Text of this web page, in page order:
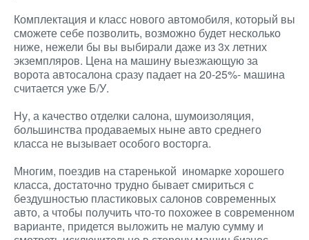
Комплектация и класс нового автомобиля, который вы
сможете себе позволить, возможно будет несколько
ниже, нежели бы вы выбирали даже из 3х летних
экземпляров. Цена на машину выезжающую за
ворота автосалона сразу падает на 20-25%- машина
считается уже Б/У.
Ну, а качество отделки салона, шумоизоляция,
большинства продаваемых ныне авто среднего
класса не вызывает особого восторга.
Многим, поездив на старенькой иномарке хорошего
класса, достаточно трудно бывает смириться с
бездушностью пластиковых салонов современных
авто, а чтобы получить что-то похожее в современном
варианте, придется выложить не малую сумму и